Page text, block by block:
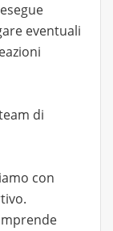
eventuali
di
con